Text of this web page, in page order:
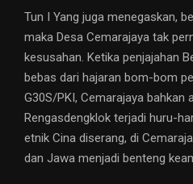
Tun I Yang juga menegaskan,
maka Desa Cemarajaya tak
kesusahan. Ketika penjajahan
bebas dari hajaran bom-bom
G30S/PKI, Cemarajaya bahkan
Rengasdengklok terjadi huru-
etnik Cina diserang, di
dan Jawa menjadi benteng